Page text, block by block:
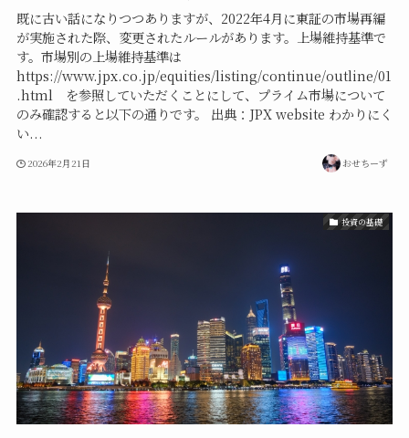
既に古い話になりつつありますが、2022年4月に東証の市場再編
が実施された際、変更されたルールがあります。上場維持基準で
す。市場別の上場維持基準は
https://www.jpx.co.jp/equities/listing/continue/outline/01
.html を参照していただくことにして、プライム市場について
のみ確認すると以下の通りです。 出典：JPX website わかりにく
い...
2026年2月21日 おせちーず
投資の基礎